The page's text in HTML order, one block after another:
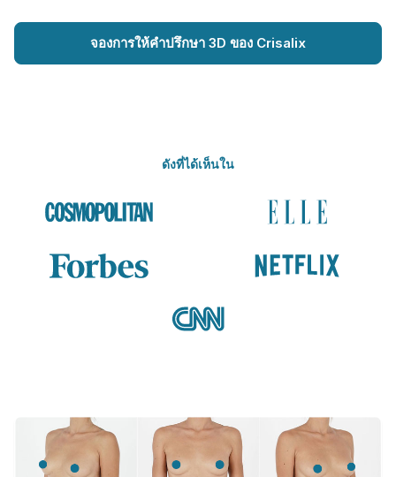
จองการให้คำปรึกษา 3D ของ Crisalix
ดังที่ได้เห็นใน